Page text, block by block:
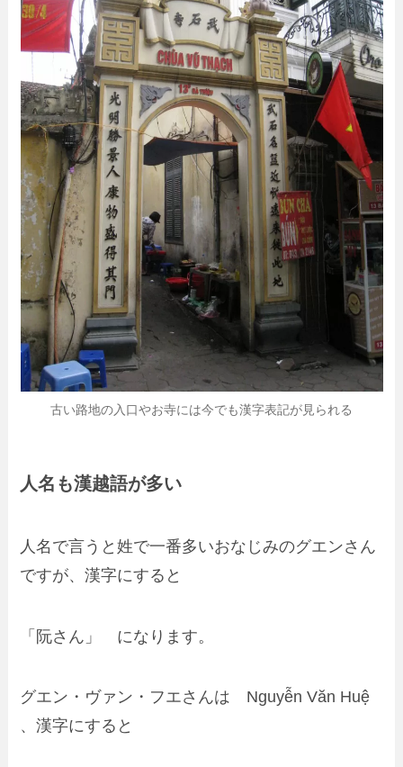
古い路地の入口やお寺には今でも漢字表記が見られる
人名も漢越語が多い
人名で言うと姓で一番多いおなじみのグエンさん
ですが、漢字にすると
「阮さん」 になります。
グエン・ヴァン・フエさんは Nguyễn Văn Huệ
、漢字にすると